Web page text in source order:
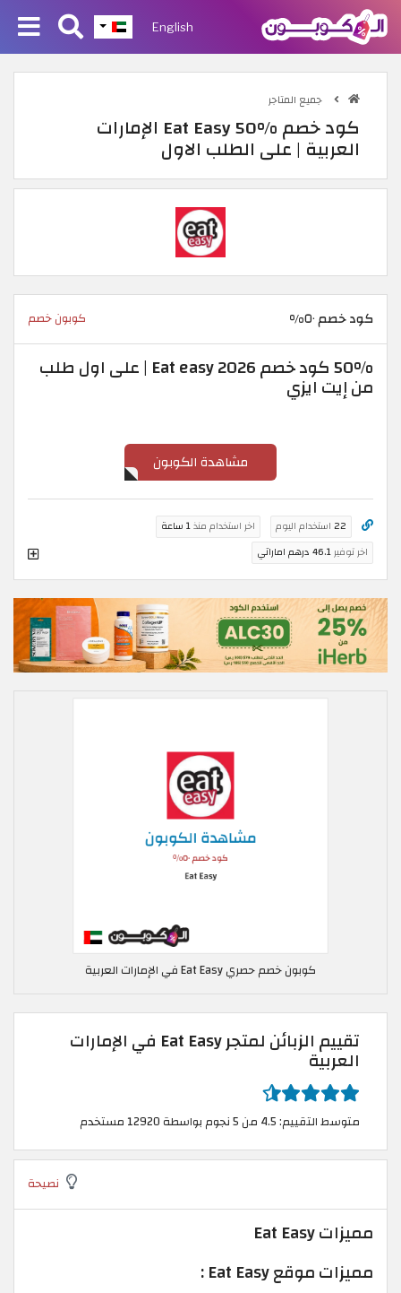
English
جميع المتاجر
كود خصم Eat Easy 50% الإمارات
العربية | على الطلب الاول
كود خصم ٥٠% كوبون خصم
50% كود خصم Eat easy 2026 | على اول طلب
من إيت ايزي
مشاهدة الكوبون
22 استخدام اليوم اخر استخدام منذ1 ساعة
اخر توفير46.1 درهم اماراتي
كوبون خصم حصري Eat Easy في الإمارات العربية
تقييم الزبائن لمتجر Eat Easy في الإمارات
العربية
متوسط التقييم: 4.5 من 5 نجوم بواسطة 12920 مستخدم
نصيحة
مميزات Eat Easy
مميزات موقع Eat Easy :